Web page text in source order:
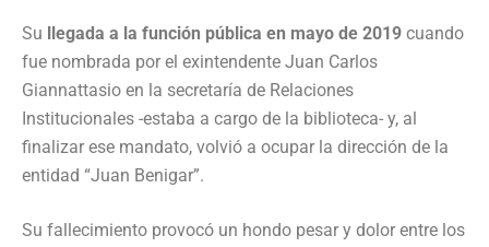
Su llegada a la función pública en mayo de 2019 cuando
fue nombrada por el exintendente Juan Carlos
Giannattasio en la secretaría de Relaciones
Institucionales -estaba a cargo de la biblioteca- y, al
finalizar ese mandato, volvió a ocupar la dirección de la
entidad “Juan Benigar”.
Su fallecimiento provocó un hondo pesar y dolor entre los